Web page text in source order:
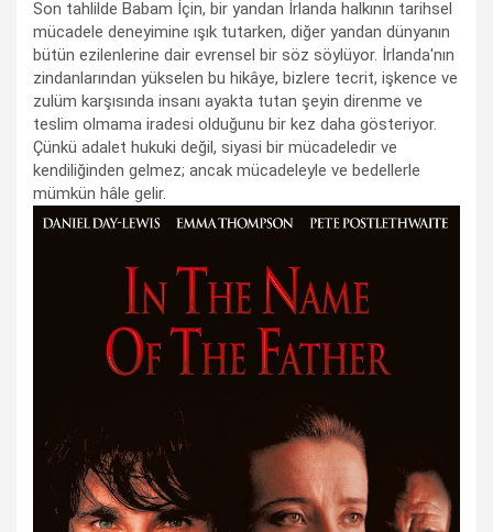
Son tahlilde Babam İçin, bir yandan İrlanda halkının tarihsel
mücadele deneyimine ışık tutarken, diğer yandan dünyanın
bütün ezilenlerine dair evrensel bir söz söylüyor. İrlanda'nın
zindanlarından yükselen bu hikâye, bizlere tecrit, işkence ve
zulüm karşısında insanı ayakta tutan şeyin direnme ve
teslim olmama iradesi olduğunu bir kez daha gösteriyor.
Çünkü adalet hukuki değil, siyasi bir mücadeledir ve
kendiliğinden gelmez; ancak mücadeleyle ve bedellerle
mümkün hâle gelir.